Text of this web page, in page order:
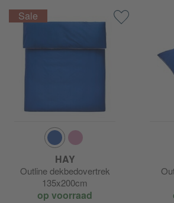
HAY
Outline dekbedovertrek
135x200cm
op voorraad